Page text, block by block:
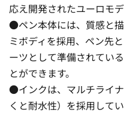
応え開発されたユーロモデ
●ペン本体には、質感と
ミボディを採用、ペン先
ーツとして準備されてい
とができます。
●インクは、マルチライ
くと耐水性）を採用してい